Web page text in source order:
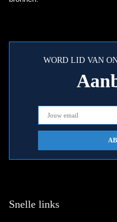
WORD LID VAN
Snelle links